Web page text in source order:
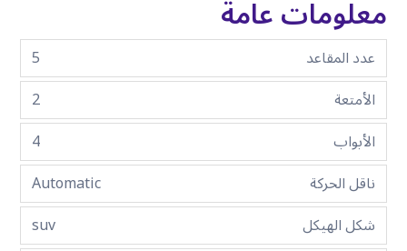
معلومات عامة
عدد المقاعد
5
الأمتعة
2
الأبواب
4
ناقل الحركة
Automatic
شكل الهيكل
suv